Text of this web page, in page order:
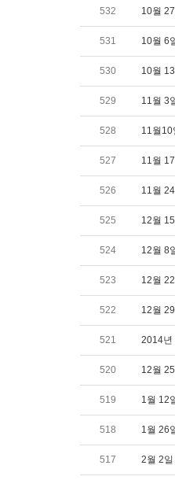
532 10월
531 10월 6
530 10월
529 11월 3
528 11월10
527 11월
526 11월
525 12월
524 12월 8
523 12월
522 12월
521 2014년
520 12월
519 1월 12
518 1월 26
517 2월 2